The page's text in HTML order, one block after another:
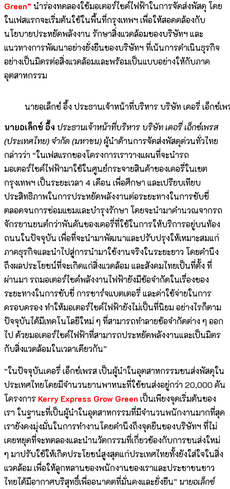
Green” นำร่องทดลองใช้มอเตอร์ไซค์ไฟฟ้าในการจัดส่งพัสดุ โดย
ในเฟสแรกจะเริ่มต้นใช้ในพื้นที่กรุงเทพฯ เพื่อให้สอดคล้องกับ
นโยบายประหยัดพลังงาน รักษาสิ่งแวดล้อมของบริษัทฯ และ
แนวทางการพัฒนาอย่างยั่งยืนของบริษัทฯ ที่เน้นการดำเนินธุรกิจ
อย่างเป็นมิตรต่อสิ่งแวดล้อมและพร้อมเป็นแบบอย่างให้กับภาค
อุตสาหกรรม
นายอเล็กซ์ อึ้ง ประธานเจ้าหน้าที่บริหาร บริษัท เคอรี่ เอ็กซ์เ
นายอเล็กซ์ อึ้ง ประธานเจ้าหน้าที่บริหาร บริษัท เคอรี่ เอ็กซ์เพรส
(ประเทศไทย) จำกัด (มหาชน)ผู้นำด้านการจัดส่งพัสดุด่วนทั่วไทย
กล่าวว่า “ในเฟสแรกของโครงการเราวางแผนที่จะนำรถ
มอเตอร์ไซค์ไฟฟ้ามาใช้ในศูนย์กระจายสินค้าของเคอรี่ในเขต
กรุงเทพฯ เป็นระยะเวลา 4 เดือน เพื่อศึกษา และเปรียบเทียบ
ประสิทธิภาพในการประหยัดพลังงานต่อระยะทางในการขับขี่
ตลอดจนการซ่อมแซมและบำรุงรักษา โดยจะนำมาคำนวณจากรถ
จักรยานยนต์กว่าพันคันของเคอรี่ที่ใช้ในการให้บริการอยู่บนท้อง
ถนนในปัจจุบัน เพื่อที่จะนำมาพัฒนาและปรับปรุงให้เหมาะสมแก่
ภาคธุรกิจและนำไปสู่การนำมาใช้งานจริงในระยะยาว โดยคำนึง
ถึงผลประโยชน์ที่จะเกิดแก่สิ่งแวดล้อม และสังคมไทยเป็นที่ตั้ง ที่
ผ่านมา รถมอเตอร์ไซค์พลังงานไฟฟ้ายังมีข้อจำกัดในเรื่องของ
ระยะทางในการขับขี่ การชาร์จแบตเตอรี่ และค่าใช้จ่ายในการ
ครอบครอง ทำให้มอเตอร์ไซค์ไฟฟ้ายังไม่เป็นที่นิยม อย่างไรก็ตาม
ปัจจุบันได้มีเทคโนโลยีใหม่ ๆ ที่สามารถทำลายข้อจำกัดต่าง ๆ ออก
ไป ด้วยมอเตอร์ไซค์ไฟฟ้าที่สามารถประหยัดพลังงานและเป็นมิตร
กับสิ่งแวดล้อมในเวลาเดียวกัน”
“ในปัจจุบันเคอรี่ เอ็กซ์เพรส เป็นผู้นำในอุตสาหกรรมขนส่งพัสดุใน
ประเทศไทยโดยมีจำนวนยานพาหนะที่ใช้ขนส่งอยู่กว่า 20,000 คัน
โครงการ Kerry Express Grow Green เป็นเพียงจุดเริ่มต้นของ
เรา ในฐานะที่เป็นผู้นำในอุตสาหกรรมที่มีจำนวนพนักงานมากที่สุด
เรายังคงมุ่งมั่นในการทำงานโดยคำนึงถึงจุดยืนของบริษัทฯ ที่ไม่
เคยหยุดที่จะทดลองและนำนวัตกรรมที่เกี่ยวข้องกับการขนส่งใหม่
ๆ มาปรับใช้ให้เกิดประโยชน์สูงสุดแก่ประเทศไทยทั้งยังใส่ใจในสิ่ง
แวดล้อม เพื่อให้ลูกหลานของพนักงานของเราและประชาชนชาว
ไทยได้มีอากาศบริสุทธิ์เพื่ออนาคตที่มั่นคงและยั่งยืน” นายอเล็กซ์